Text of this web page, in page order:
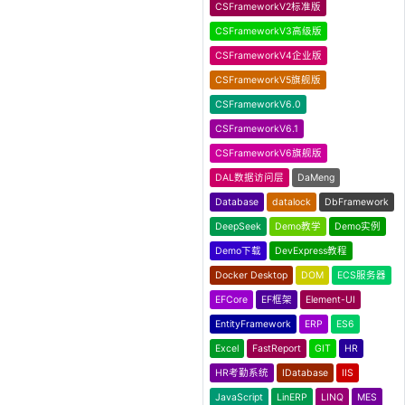
CSFrameworkV2标准版
CSFrameworkV3高级版
CSFrameworkV4企业版
CSFrameworkV5旗舰版
CSFrameworkV6.0
CSFrameworkV6.1
CSFrameworkV6旗舰版
DAL数据访问层 DaMeng
Database datalock DbFramework
DeepSeek Demo教学 Demo实例
Demo下载 DevExpress教程
Docker Desktop DOM ECS服务器
EFCore EF框架 Element-UI
EntityFramework ERP ES6
Excel FastReport GIT HR
HR考勤系统 IDatabase IIS
JavaScript LinERP LINQ MES